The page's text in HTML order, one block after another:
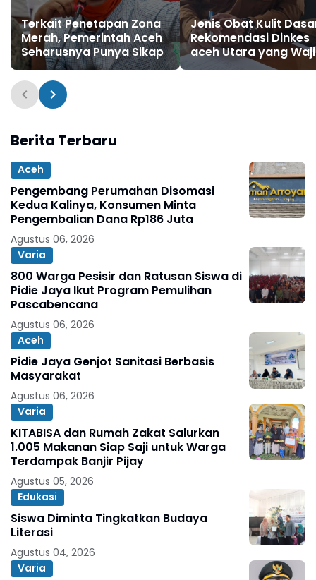
Terkait Penetapan Zona
Merah, Pemerintah Aceh
Seharusnya Punya Sikap
Jenis Obat Kulit
Rekomendasi Dinkes
aceh Utara yang
Disediakan di Rumah
Berita Terbaru
Aceh
Pengembang Perumahan Disomasi
Kedua Kalinya, Konsumen Minta
Pengembalian Dana Rp186 Juta
Agustus 06, 2026
Varia
800 Warga Pesisir dan Ratusan Siswa di
Pidie Jaya Ikut Program Pemulihan
Pascabencana
Agustus 06, 2026
Aceh
Pidie Jaya Genjot Sanitasi Berbasis
Masyarakat
Agustus 06, 2026
Varia
KITABISA dan Rumah Zakat Salurkan
1.005 Makanan Siap Saji untuk Warga
Terdampak Banjir Pijay
Agustus 05, 2026
Edukasi
Siswa Diminta Tingkatkan Budaya
Literasi
Agustus 04, 2026
Varia